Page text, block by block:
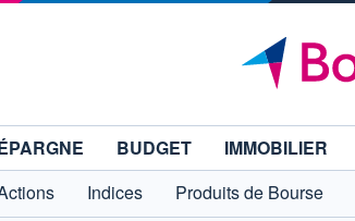
BUDGET IMMOBILIER
Indices Produits de Bourse